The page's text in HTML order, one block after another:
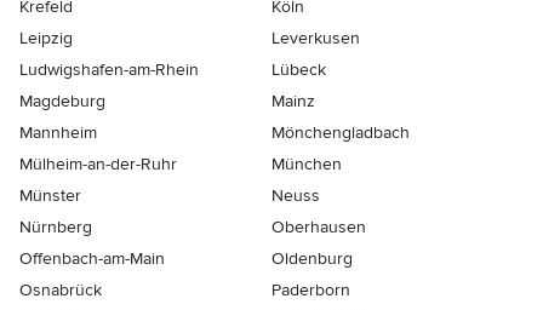
Krefeld
Köln
Leipzig
Leverkusen
Ludwigshafen-am-Rhein
Lübeck
Magdeburg
Mainz
Mannheim
Mönchen­gladbach
Mülheim-an-der-Ruhr
München
Münster
Neuss
Nürnberg
Oberhausen
Offenbach-am-Main
Oldenburg
Osnabrück
Paderborn